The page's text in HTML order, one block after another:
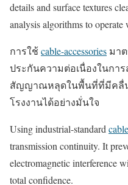
details and surface textures
analysis algorithms to operate
การใช้cable-accessories มา
ประกันความต่อเนื่องในกา
สัญญาณหลุดในพื้นที่ที่มีคลื่น
โรงงานได้อย่างมั่นใจ
Using industrial-standard
transmission continuity. It
electromagnetic interference
total confidence.